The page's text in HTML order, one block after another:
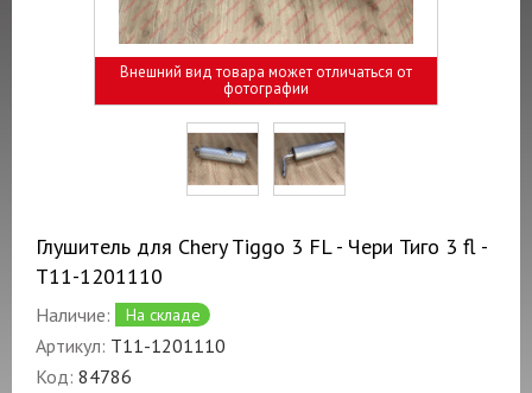
Внешний вид товара может отличаться от
фотографии
Глушитель для Chery Tiggo 3 FL - Чери Тиго 3 fl -
T11-1201110
Наличие: На складе
Артикул: T11-1201110
Код: 84786